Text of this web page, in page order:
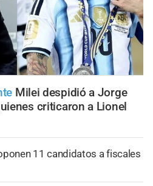
Milei despidió a Jorge
criticaron a Lionel
11 candidatos a fiscales